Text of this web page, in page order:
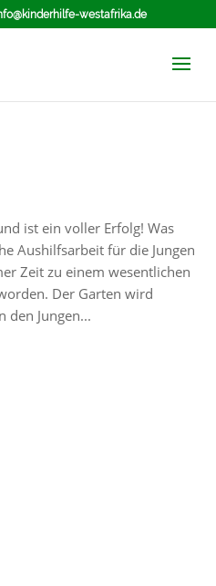
westafrika.de
ist ein voller Erfolg! Was
Aushilfsarbeit für die Jungen
Zeit zu einem wesentlichen
Der Garten wird
den Jungen...